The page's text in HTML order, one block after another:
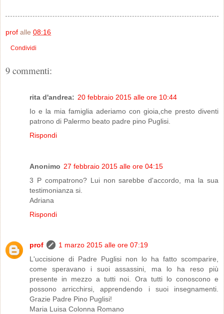
prof alle 08:16
Condividi
9 commenti:
rita d'andrea: 20 febbraio 2015 alle ore 10:44
Io e la mia famiglia aderiamo con gioia,che presto diventi
patrono di Palermo beato padre pino Puglisi.
Rispondi
Anonimo 27 febbraio 2015 alle ore 04:15
3 P compatrono? Lui non sarebbe d'accordo, ma la sua
testimonianza si.
Adriana
Rispondi
prof
1 marzo 2015 alle ore 07:19
L'uccisione di Padre Puglisi non lo ha fatto scomparire,
come speravano i suoi assassini, ma lo ha reso più
presente in mezzo a tutti noi. Ora tutti lo conoscono e
possono arricchirsi, apprendendo i suoi insegnamenti.
Grazie Padre Pino Puglisi!
Maria Luisa Colonna Romano